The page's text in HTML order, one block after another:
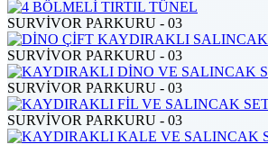
SURVİVOR PARKURU - 03
SURVİVOR PARKURU - 03
SURVİVOR PARKURU - 03
SURVİVOR PARKURU - 03